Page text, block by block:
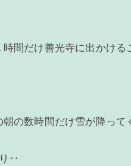
間だけ善光寺に出かける
の数時間だけ雪が降っ
‥